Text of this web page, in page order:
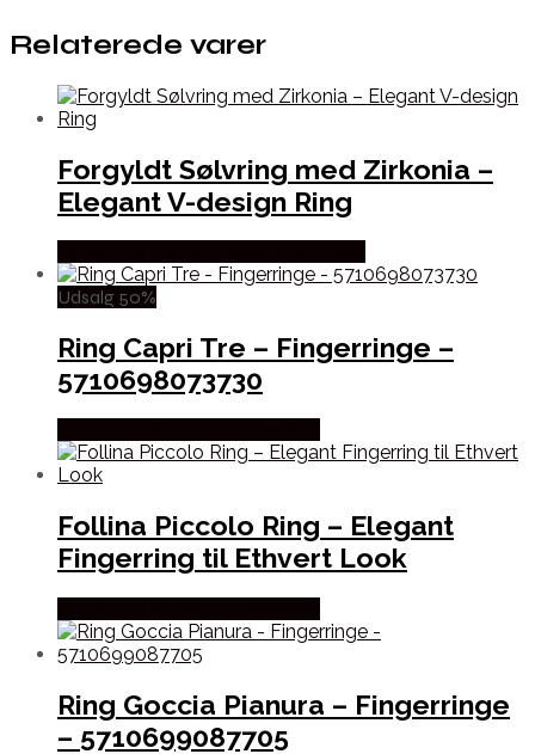
Relaterede varer
Forgyldt Sølvring med Zirkonia –
Elegant V-design Ring
Udsalg 50%
Ring Capri Tre – Fingerringe –
5710698073730
Follina Piccolo Ring – Elegant
Fingerring til Ethvert Look
Ring Goccia Pianura – Fingerringe
– 5710699087705